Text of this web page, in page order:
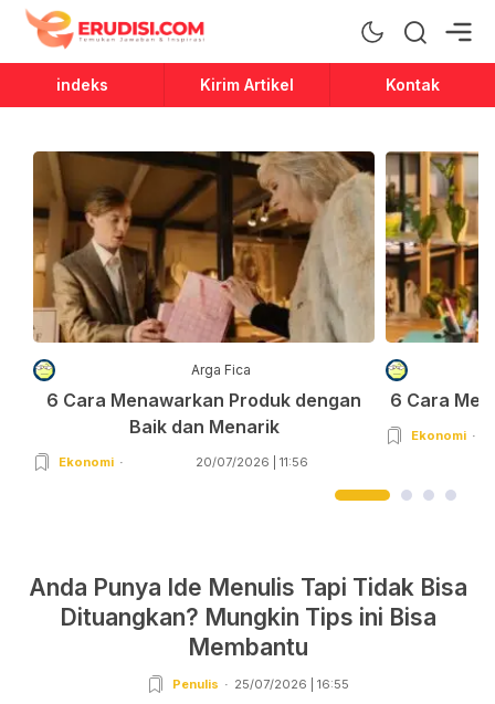
Erudisi
Temukan Jawaban dan Inspirasi
indeks Kirim Artikel Kontak
Arga Fica
6 Cara Menawarkan Produk dengan
Baik dan Menarik
Ekonomi 20/07/2026 | 11:56
6 Cara
Ekonomi
Anda Punya Ide Menulis Tapi Tidak Bisa
Dituangkan? Mungkin Tips ini Bisa
Membantu
Penulis 25/07/2026 | 16:55